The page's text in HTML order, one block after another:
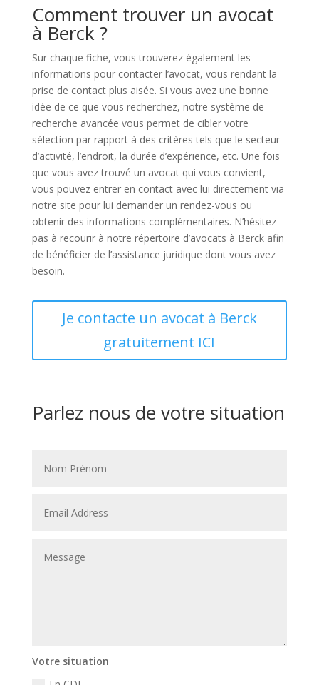
Comment trouver un avocat
à Berck ?
Sur chaque fiche, vous trouverez également les
informations pour contacter l’avocat, vous rendant la
prise de contact plus aisée. Si vous avez une bonne
idée de ce que vous recherchez, notre système de
recherche avancée vous permet de cibler votre
sélection par rapport à des critères tels que le secteur
d’activité, l’endroit, la durée d’expérience, etc. Une fois
que vous avez trouvé un avocat qui vous convient,
vous pouvez entrer en contact avec lui directement via
notre site pour lui demander un rendez-vous ou
obtenir des informations complémentaires. N’hésitez
pas à recourir à notre répertoire d’avocats à Berck afin
de bénéficier de l’assistance juridique dont vous avez
besoin.
Je contacte un avocat à Berck
gratuitement ICI
Parlez nous de votre situation
Votre situation